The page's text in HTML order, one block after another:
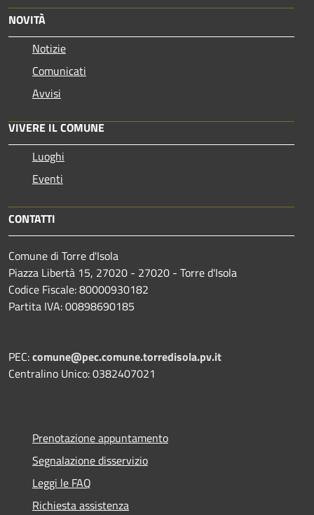
NOVITÀ
Notizie
Comunicati
Avvisi
VIVERE IL COMUNE
Luoghi
Eventi
CONTATTI
Comune di Torre d'Isola
Piazza Libertà 15, 27020 - 27020 - Torre d'Isola
Codice Fiscale: 80000930182
Partita IVA: 00898690185
PEC:comune@pec.comune.torredisola.pv.it
Centralino Unico: 0382407021
Prenotazione appuntamento
Segnalazione disservizio
Leggi le FAQ
Richiesta assistenza